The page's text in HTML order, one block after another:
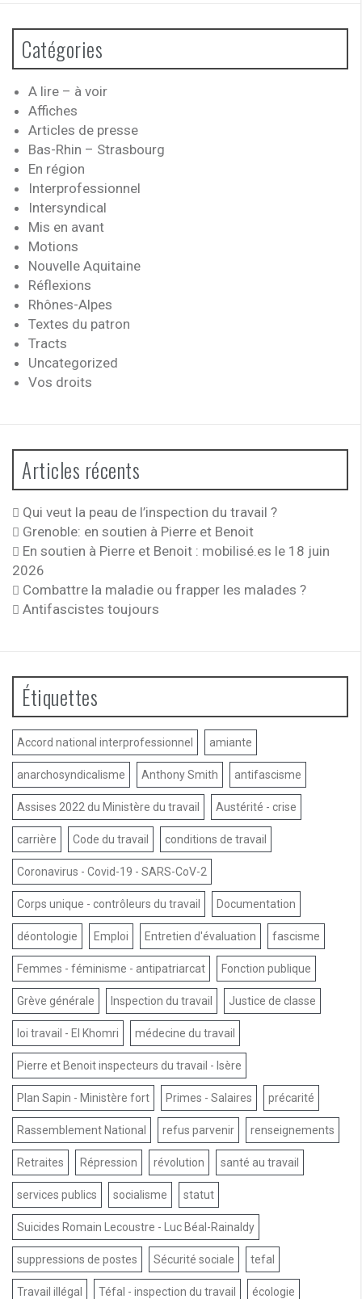
Catégories
A lire – à voir
Affiches
Articles de presse
Bas-Rhin – Strasbourg
En région
Interprofessionnel
Intersyndical
Mis en avant
Motions
Nouvelle Aquitaine
Réflexions
Rhônes-Alpes
Textes du patron
Tracts
Uncategorized
Vos droits
Articles récents
Qui veut la peau de l’inspection du travail ?
Grenoble: en soutien à Pierre et Benoit
En soutien à Pierre et Benoit : mobilisé.es le 18 juin
2026
Combattre la maladie ou frapper les malades ?
Antifascistes toujours
Étiquettes
Accord national interprofessionnel amiante
anarchosyndicalisme Anthony Smith antifascisme
Assises 2022 du Ministère du travail Austérité - crise
carrière Code du travail conditions de travail
Coronavirus - Covid-19 - SARS-CoV-2
Corps unique - contrôleurs du travail Documentation
déontologie Emploi Entretien d'évaluation fascisme
Femmes - féminisme - antipatriarcat Fonction publique
Grève générale Inspection du travail Justice de classe
loi travail - El Khomri médecine du travail
Pierre et Benoit inspecteurs du travail - Isère
Plan Sapin - Ministère fort Primes - Salaires précarité
Rassemblement National refus parvenir renseignements
Retraites Répression révolution santé au travail
services publics socialisme statut
Suicides Romain Lecoustre - Luc Béal-Rainaldy
suppressions de postes Sécurité sociale tefal
Travail illégal Téfal - inspection du travail écologie